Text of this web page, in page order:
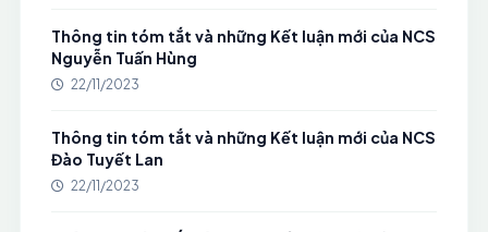
Thông tin tóm tắt và những Kết luận mới của NCS
Nguyễn Tuấn Hùng
22/11/2023
Thông tin tóm tắt và những Kết luận mới của NCS
Đào Tuyết Lan
22/11/2023